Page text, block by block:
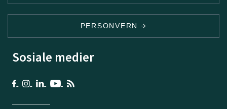
PERSONVERN
Sosiale medier